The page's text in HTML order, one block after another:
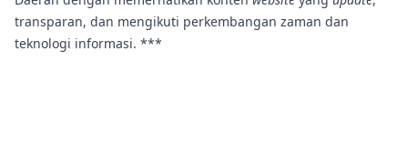
transparan, dan mengikuti perkembangan zaman dan
teknologi informasi. ***